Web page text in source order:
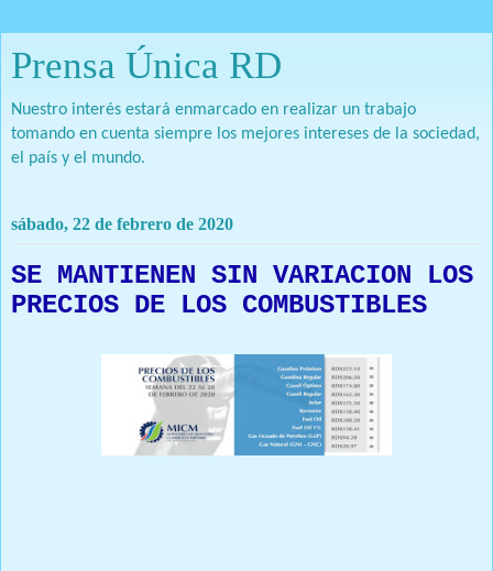
Prensa Única RD
Nuestro interés estará enmarcado en realizar un trabajo
tomando en cuenta siempre los mejores intereses de la sociedad,
el país y el mundo.
sábado, 22 de febrero de 2020
SE MANTIENEN SIN VARIACION LOS
PRECIOS DE LOS COMBUSTIBLES